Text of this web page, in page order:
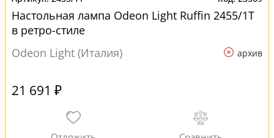
Настольная лампа Odeon Light Ruffin 2455/1T
в ретро-стиле
Odeon Light (Италия)
архив
21 691 ₽